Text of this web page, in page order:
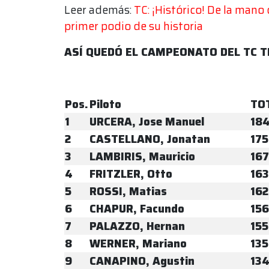
Leer además:TC: ¡Histórico! De la
primer podio de su historia
ASÍ QUEDÓ EL CAMPEONATO DEL TC
Pos.Piloto
1
URCERA, Jose Manuel
2
CASTELLANO, Jonatan
3
LAMBIRIS, Mauricio
167
4
FRITZLER, Otto
5
ROSSI, Matias
162
6
CHAPUR, Facundo
7
PALAZZO, Hernan
155
8
WERNER, Mariano
9
CANAPINO, Agustin